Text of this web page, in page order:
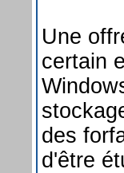
Une
certain
des
d'être